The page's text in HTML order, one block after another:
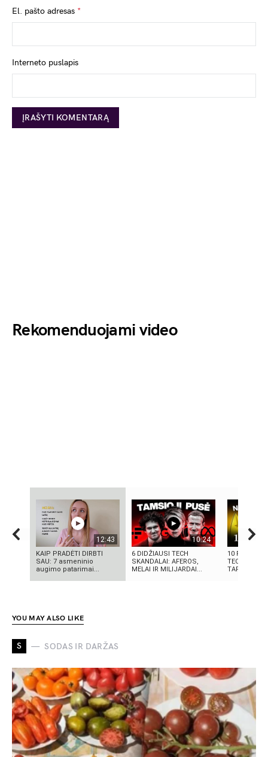
El. pašto adresas *
Interneto puslapis
Rekomenduojami video
12:43
KAIP PRADĖTI DIRBTI
SAU: 7 asmeninio
augimo patarimai...
10:24
6 DIDŽIAUSI TECH
SKANDALAI: AFEROS,
MELAI IR MILIJARDAI...
10
TAPO
YOU MAY ALSO LIKE
S SODAS IR DARŽAS